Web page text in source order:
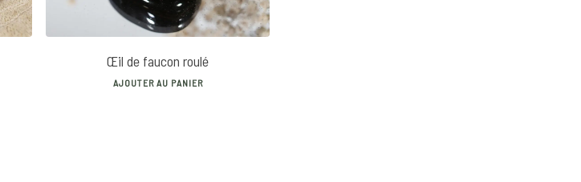
Œil de faucon roulé
AJOUTER AU PANIER